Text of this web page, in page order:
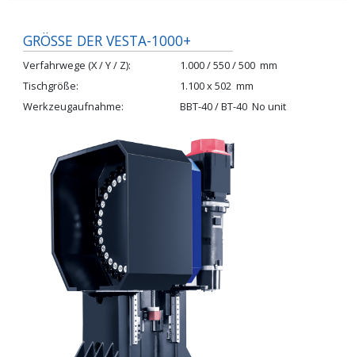
GRÖSSE DER VESTA-1000+
Verfahrwege (X / Y / Z) 1.000 / 550 / 500 mm
Tischgröße
1.100 x 502 mm
Werkzeugaufnahme
BBT-40 / BT-40 No unit